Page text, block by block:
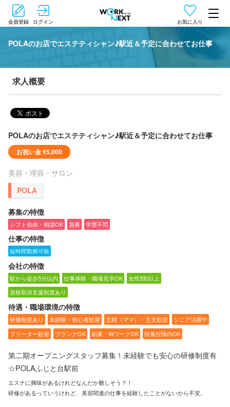
会員登録 ログイン お気に入り
POLAのお店でエステティシャン♪駅近＆予定に合わせてお仕事
求人概要
POLAのお店でエステティシャン♪駅近＆予定に合わせてお仕事
お祝い金¥5,000
美容・理容・サロン
POLA
募集の特徴
シフト自由・相談OK 急募 学歴不問
仕事の特徴
短時間勤務可能
会社の特徴
駅から徒歩5分以内 仕事体験・職場見学OK
女性5割以上
資格取得支援制度あり
待遇・職場環境の特徴
研修制度あり 未経験・初心者歓迎 主婦（ママ）・主夫歓迎
シニア活躍中
フリーター歓迎
ブランクOK 副業・WワークOK 扶養控除内OK
第二期オープニングスタッフ募集！未経験でも安心の研修制度有
☆POLAふじと台駅前
エステに興味があるけれどなんだか難しそう？！
研修があるっていうけれど、美容関連の仕事を経験したことがないから不安。